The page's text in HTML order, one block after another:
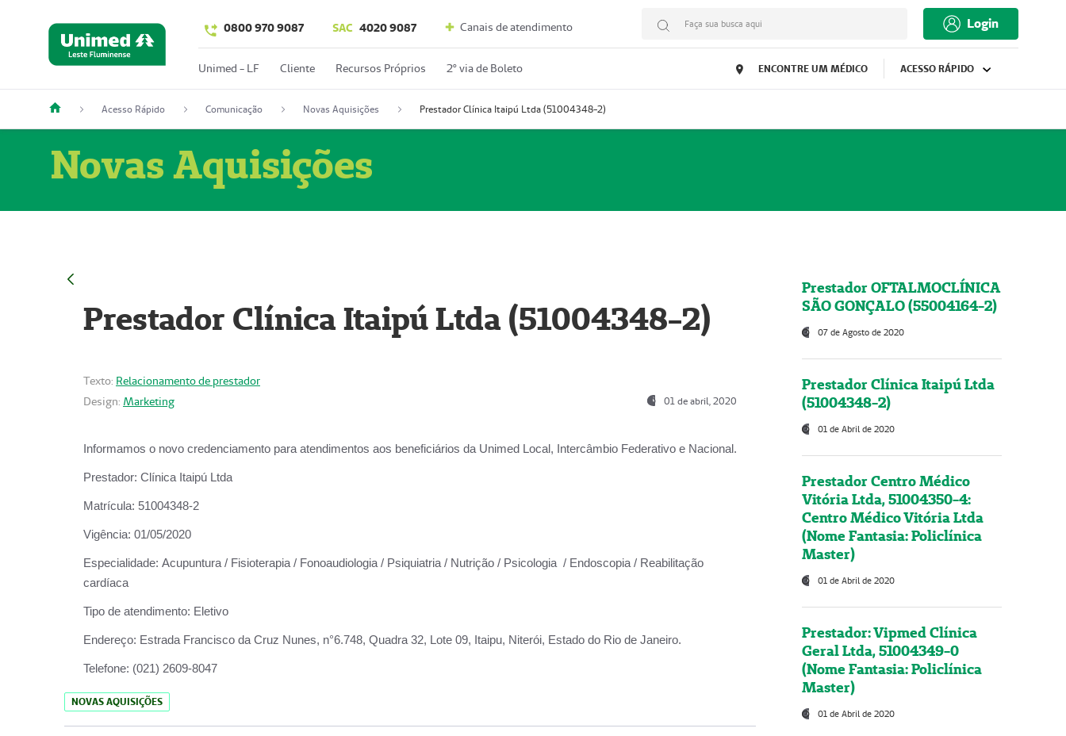
0800 970 9087 SAC 4020 9087 Canais de atendimento Faça sua busca aqui Login
Unimed - LF Cliente Recursos Próprios 2º via de Boleto ENCONTRE UM MÉDICO ACESSO RÁPIDO
Acesso Rápido Comunicação Novas Aquisições Prestador Clínica Itaipú Ltda (51004348-2)
Novas Aquisições
Prestador Clínica Itaipú Ltda (51004348-2)
Texto: Relacionamento de prestador
Design: Marketing 01 de abril, 2020
Informamos o novo credenciamento para atendimentos aos beneficiários da Unimed Local, Intercâmbio Federativo e Nacional.
Prestador: Clínica Itaipú Ltda
Matrícula: 51004348-2
Vigência: 01/05/2020
Especialidade: Acupuntura / Fisioterapia / Fonoaudiologia / Psiquiatria / Nutrição / Psicologia / Endoscopia / Reabilitação
cardíaca
Tipo de atendimento: Eletivo
Endereço: Estrada Francisco da Cruz Nunes, n°6.748, Quadra 32, Lote 09, Itaipu, Niterói, Estado do Rio de Janeiro.
Telefone: (021) 2609-8047
NOVAS AQUISIÇÕES
Prestador OFTALMOCLÍNICA
SÃO GONÇALO (55004164-2)
07 de Agosto de 2020
Prestador Clínica Itaipú Ltda
(51004348-2)
01 de Abril de 2020
Prestador Centro Médico
Vitória Ltda, 51004350-4:
Centro Médico Vitória Ltda
(Nome Fantasia: Policlínica
Master)
01 de Abril de 2020
Prestador: Vipmed Clínica
Geral Ltda, 51004349-0
(Nome Fantasia: Policlínica
Master)
01 de Abril de 2020